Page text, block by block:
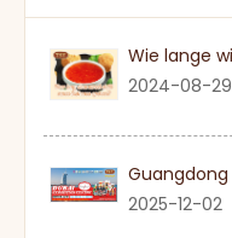
2024-08-29
2025-12-02